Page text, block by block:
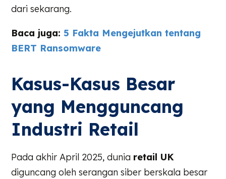
dari sekarang.
Baca juga:5 Fakta Mengejutkan tentang
BERT Ransomware
Kasus-Kasus Besar
yang Mengguncang
Industri Retail
Pada akhir April 2025, dunia retail UK
diguncang oleh serangan siber berskala besar